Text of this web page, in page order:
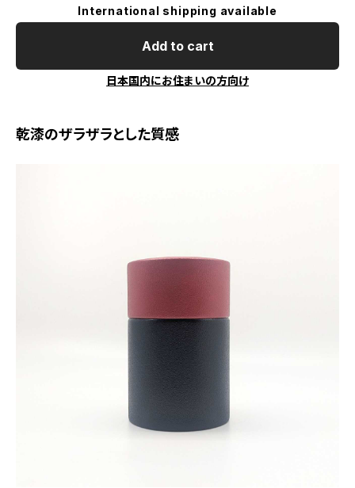
International shipping available
Add to cart
日本国内にお住まいの方向け
乾漆のザラザラとした質感